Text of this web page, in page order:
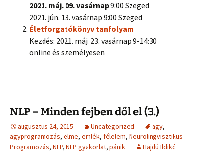
2021. máj. 09. vasárnap9:00 Szeged
2021. jún. 13. vasárnap 9:00 Szeged
Életforgatókönyv tanfolyam
Kezdés: 2021. máj. 23. vasárnap 9-14:30
online és személyesen
NLP – Minden fejben dől el (3.)
augusztus 24, 2015 Uncategorized agy,
agyprogramozás, elme, emlék, félelem, Neurolingvisztikus
Programozás, NLP, NLP gyakorlat, pánik Hajdú Ildikó